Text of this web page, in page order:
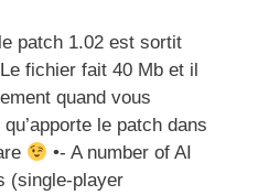
patch 1.02 est sortit
fichier fait 40 Mb et il
quand vous
le patch dans
•- A number of AI
(single-player